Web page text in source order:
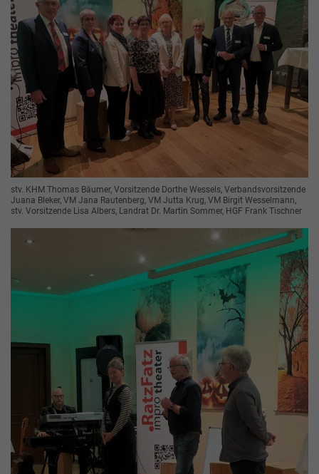
stv. KHM Thomas Bäumer, Vorsitzende Dorthe Wessels, Verbandsvorsitzende
Juana Bleker, VM Jana Rautenberg, VM Jutta Krug, VM Birgit Wesselmann,
stv. Vorsitzende Lisa Albers, Landrat Dr. Martin Sommer, HGF Frank Tischner